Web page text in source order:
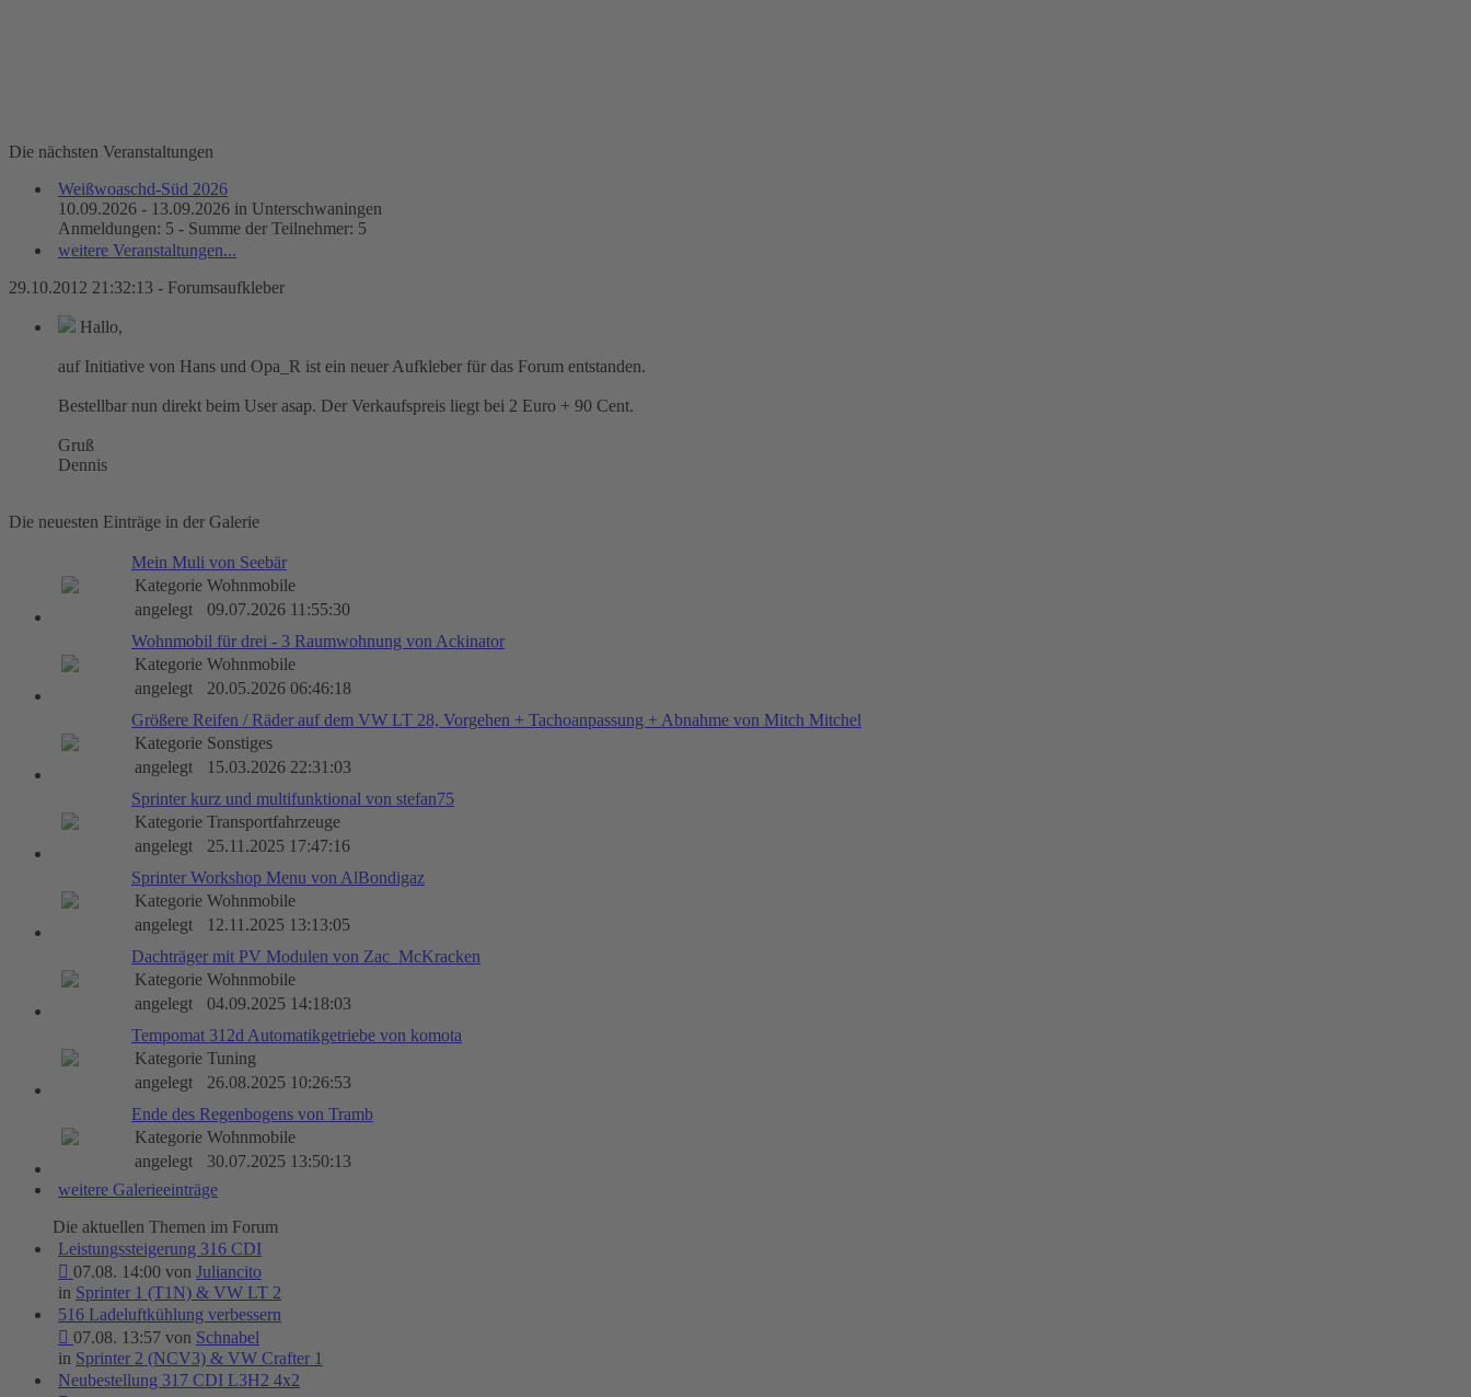
Die nächsten Veranstaltungen
Weißwoaschd-Süd 2026
10.09.2026 - 13.09.2026 in Unterschwaningen
Anmeldungen: 5 - Summe der Teilnehmer: 5
weitere Veranstaltungen...
29.10.2012 21:32:13 - Forumsaufkleber
Hallo,
auf Initiative von Hans und Opa_R ist ein neuer Aufkleber für das Forum entstanden.
Bestellbar nun direkt beim User asap. Der Verkaufspreis liegt bei 2 Euro + 90 Cent.
Gruß
Dennis
Die neuesten Einträge in der Galerie
Mein Muli von Seebär
Kategorie Wohnmobile
angelegt
09.07.2026 11:55:30
Wohnmobil für drei - 3 Raumwohnung von Ackinator
Kategorie Wohnmobile
angelegt
20.05.2026 06:46:18
Größere Reifen / Räder auf dem VW LT 28, Vorgehen + Tachoanpassung + Abnahme von Mitch Mitchel
Kategorie Sonstiges
angelegt
15.03.2026 22:31:03
Sprinter kurz und multifunktional von stefan75
Kategorie Transportfahrzeuge
angelegt
25.11.2025 17:47:16
Sprinter Workshop Menu von AlBondigaz
Kategorie Wohnmobile
angelegt
12.11.2025 13:13:05
Dachträger mit PV Modulen von Zac_McKracken
Kategorie Wohnmobile
angelegt
04.09.2025 14:18:03
Tempomat 312d Automatikgetriebe von komota
Kategorie Tuning
angelegt
26.08.2025 10:26:53
Ende des Regenbogens von Tramb
Kategorie Wohnmobile
angelegt
30.07.2025 13:50:13
weitere Galerieeinträge
Die aktuellen Themen im Forum
Leistungssteigerung 316 CDI
07.08. 14:00 von Juliancito
in Sprinter 1 (T1N) & VW LT 2
516 Ladeluftkühlung verbessern
07.08. 13:57 von Schnabel
in Sprinter 2 (NCV3) & VW Crafter 1
Neubestellung 317 CDI L3H2 4x2